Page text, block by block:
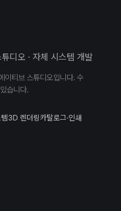
디오 · 자체 시스템 개발
이티브 스튜디오입니다. 수
습니다.
3D 렌더링카탈로그·인쇄